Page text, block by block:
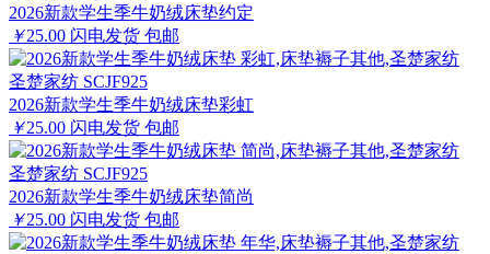
2026新款学生季牛奶绒床垫约定
￥25.00 闪电发货 包邮
圣楚家纺 SCJF925
2026新款学生季牛奶绒床垫彩虹
￥25.00 闪电发货 包邮
圣楚家纺 SCJF925
2026新款学生季牛奶绒床垫简尚
￥25.00 闪电发货 包邮